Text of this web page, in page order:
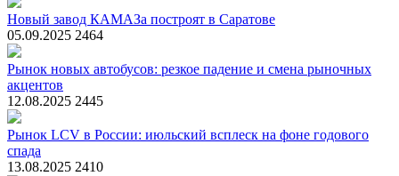
Новый завод КАМАЗа построят в Саратове
05.09.2025 2464
Рынок новых автобусов: резкое падение и смена рыночных
акцентов
12.08.2025 2445
Рынок LCV в России: июльский всплеск на фоне годового
спада
13.08.2025 2410